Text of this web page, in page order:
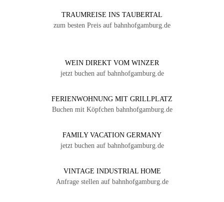
TRAUMREISE INS TAUBERTAL
zum besten Preis auf bahnhofgamburg.de
WEIN DIREKT VOM WINZER
jetzt buchen auf bahnhofgamburg.de
FERIENWOHNUNG MIT GRILLPLATZ
Buchen mit Köpfchen bahnhofgamburg.de
FAMILY VACATION GERMANY
jetzt buchen auf bahnhofgamburg.de
VINTAGE INDUSTRIAL HOME
Anfrage stellen auf bahnhofgamburg.de